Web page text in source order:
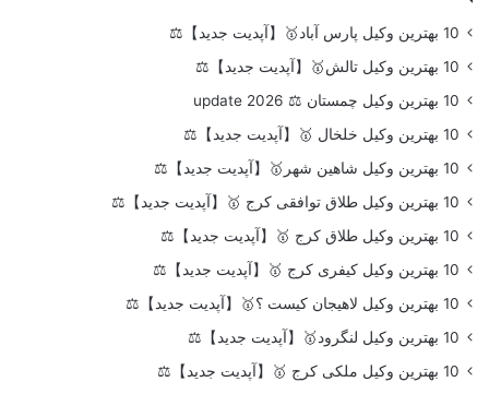
10 بهترین وکیل پارس آباد🥇【آپدیت جدید】⚖️
10 بهترین وکیل تالش🥇【آپدیت جدید】⚖️
10 بهترین وکیل چمستان ⚖️ update 2026
10 بهترین وکیل خلخال 🥇【آپدیت جدید】⚖️
10 بهترین وکیل شاهین شهر🥇【آپدیت جدید】⚖️
10 بهترین وکیل طلاق توافقی کرج 🥇【آپدیت جدید】⚖️
10 بهترین وکیل طلاق کرج 🥇【آپدیت جدید】⚖️
10 بهترین وکیل کیفری کرج 🥇【آپدیت جدید】⚖️
10 بهترین وکیل لاهیجان کیست ؟🥇【آپدیت جدید】⚖️
10 بهترین وکیل لنگرود🥇【آپدیت جدید】⚖️
10 بهترین وکیل ملکی کرج 🥇【آپدیت جدید】⚖️